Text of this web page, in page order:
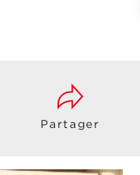
Partager